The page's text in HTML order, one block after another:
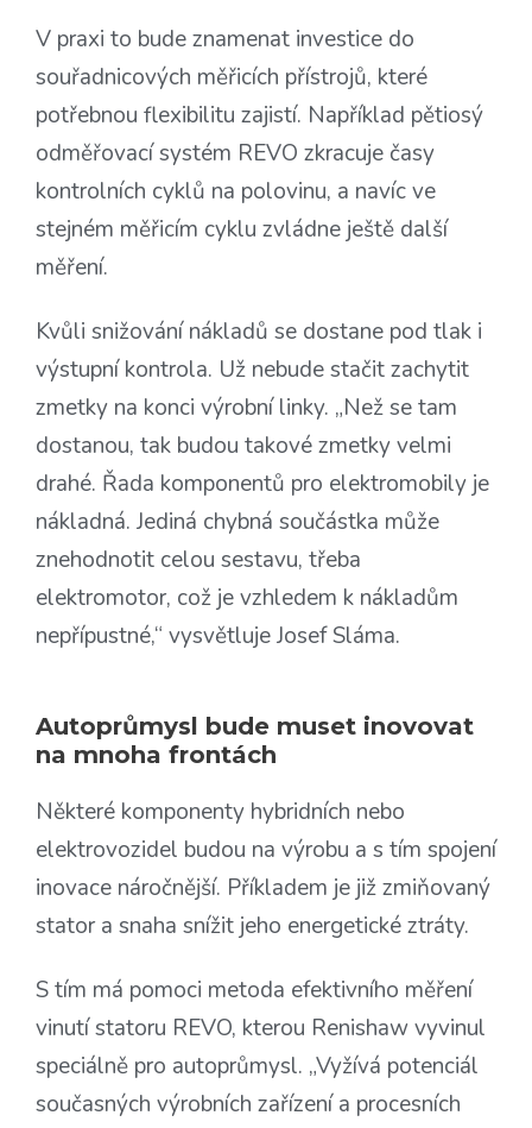
V praxi to bude znamenat investice do
souřadnicových měřicích přístrojů, které
potřebnou flexibilitu zajistí. Například pětiosý
odměřovací systém REVO zkracuje časy
kontrolních cyklů na polovinu, a navíc ve
stejném měřicím cyklu zvládne ještě další
měření.
Kvůli snižování nákladů se dostane pod tlak i
výstupní kontrola. Už nebude stačit zachytit
zmetky na konci výrobní linky. „Než se tam
dostanou, tak budou takové zmetky velmi
drahé. Řada komponentů pro elektromobily je
nákladná. Jediná chybná součástka může
znehodnotit celou sestavu, třeba
elektromotor, což je vzhledem k nákladům
nepřípustné,“ vysvětluje Josef Sláma.
Autoprůmysl bude muset inovovat
na mnoha frontách
Některé komponenty hybridních nebo
elektrovozidel budou na výrobu a s tím spojení
inovace náročnější. Příkladem je již zmiňovaný
stator a snaha snížit jeho energetické ztráty.
S tím má pomoci metoda efektivního měření
vinutí statoru REVO, kterou Renishaw vyvinul
speciálně pro autoprůmysl. „Vyžívá potenciál
současných výrobních zařízení a procesních